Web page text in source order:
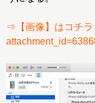
⇒【画像】はコチラ